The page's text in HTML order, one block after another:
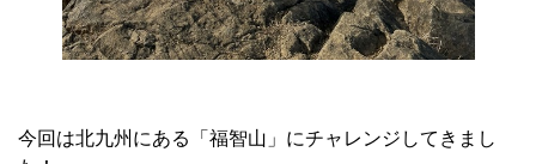
今回は北九州にある「福智山」にチャレンジしてきまし